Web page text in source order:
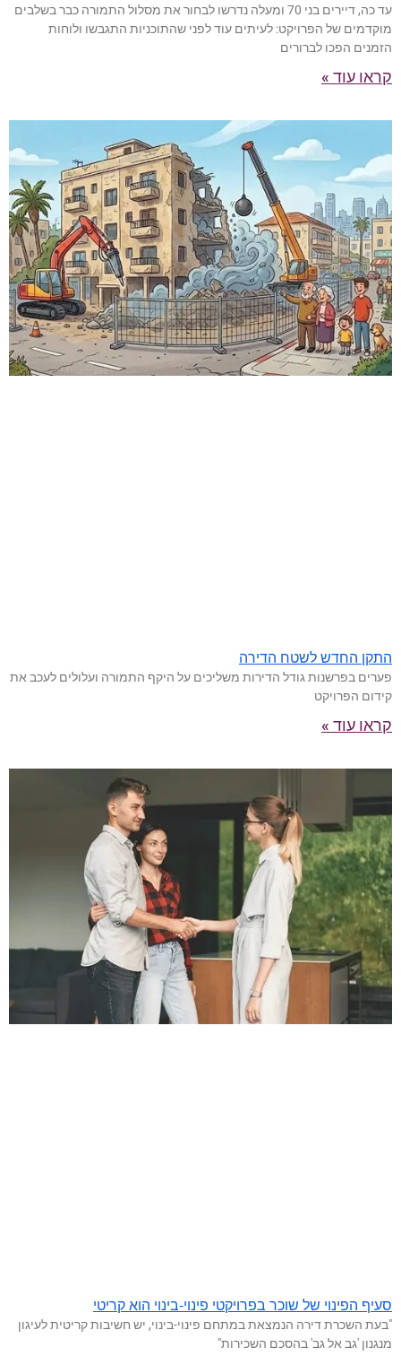
עד כה, דיירים בני 70 ומעלה נדרשו לבחור את מסלול התמורה כבר בשלבים
מוקדמים של הפרויקט: לעיתים עוד לפני שהתוכניות התגבשו ולוחות
הזמנים הפכו לברורים
קראו עוד »
התקן החדש לשטח הדירה
פערים בפרשנות גודל הדירות משליכים על היקף התמורה ועלולים לעכב את
קידום הפרויקט
קראו עוד »
סעיף הפינוי של שוכר בפרויקטי פינוי-בינוי הוא קריטי
"בעת השכרת דירה הנמצאת במתחם פינוי-בינוי, יש חשיבות קריטית לעיגון
מנגנון 'גב אל גב' בהסכם השכירות"